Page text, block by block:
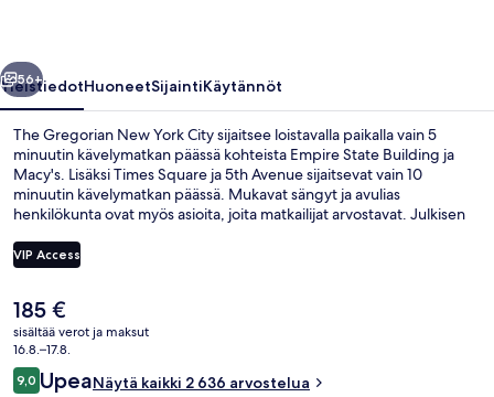
Seuraava
56+
YleistiedotHuoneetSijaintiKäytännöt
The Gregorian New York City sijaitsee loistavalla paikalla vain 5
minuutin kävelymatkan päässä kohteista Empire State Building ja
Macy's. Lisäksi Times Square ja 5th Avenue sijaitsevat vain 10
minuutin kävelymatkan päässä. Mukavat sängyt ja avulias
henkilökunta ovat myös asioita, joita matkailijat arvostavat. Julkisen
34th Streetin metroasema (Herald Square) sijaitsee vain muutaman
askeleen päässä ja 34th Street – Pennin metroasema (Fashion
VIP Access
Nykyinen
hinta
on
185 €
185 €
sisältää verot ja maksut
16.8.–17.8.
Arvostelut
9,09,0 kautta 10.
UpeaNäytä kaikki 2 636 arvostelua